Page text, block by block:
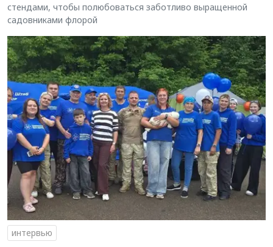
стендами, чтобы полюбоваться заботливо выращенной
садовниками флорой
интервью